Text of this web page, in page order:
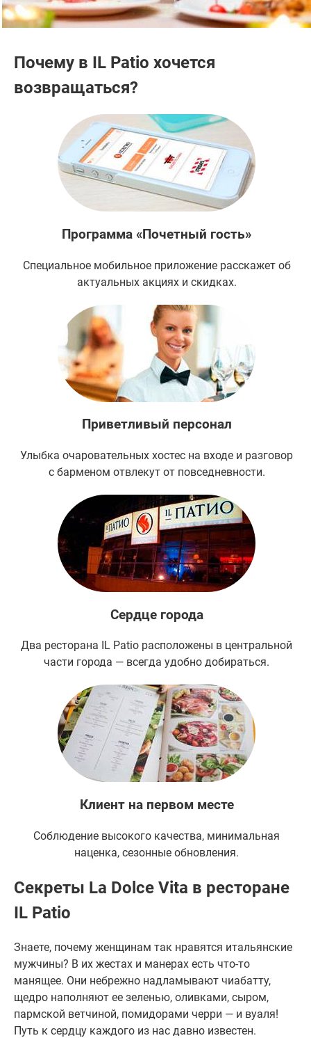
Почему в IL Patio хочется
возвращаться?
Программа «Почетный гость»
Специальное мобильное приложение расскажет об
актуальных акциях и скидках.
Приветливый персонал
Улыбка очаровательных хостес на входе и разговор
с барменом отвлекут от повседневности.
Сердце города
Два ресторана IL Patio расположены в центральной
части города — всегда удобно добираться.
Клиент на первом месте
Соблюдение высокого качества, минимальная
наценка, сезонные обновления.
Секреты La Dolce Vita в ресторане
IL Patio
Знаете, почему женщинам так нравятся итальянские
мужчины? В их жестах и манерах есть что-то
манящее. Они небрежно надламывают чиабатту,
щедро наполняют ее зеленью, оливками, сыром,
пармской ветчиной, помидорами черри — и вуаля!
Путь к сердцу каждого из нас давно известен.